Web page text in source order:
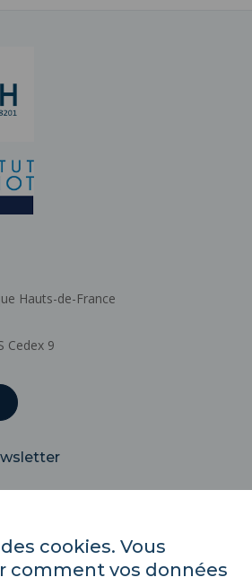
Hauts-de-France
Cedex 9
cookies. Vous
comment vos données